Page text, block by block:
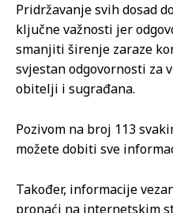
Pridržavanje svih dosad
ključne važnosti jer
smanjiti širenje zaraze
svjestan odgovornosti za
obitelji i sugrađana.
Pozivom na broj 113
možete dobiti sve
Također, informacije
pronaći na internetskim